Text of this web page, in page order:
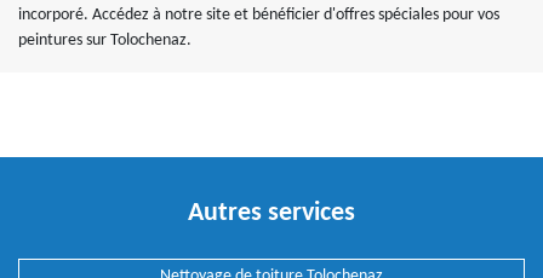
incorporé. Accédez à notre site et bénéficier d'offres spéciales pour vos
peintures sur Tolochenaz.
Autres services